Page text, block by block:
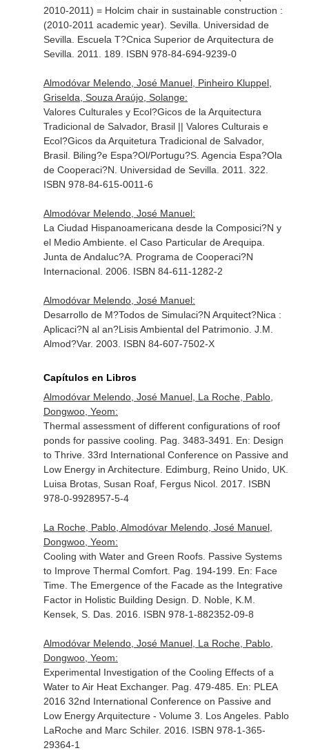
2010-2011) = Holcim chair in sustainable construction :
(2010-2011 academic year). Sevilla. Universidad de
Sevilla. Escuela T?Cnica Superior de Arquitectura de
Sevilla. 2011. 189. ISBN 978-84-694-9239-0
Almodóvar Melendo, José Manuel, Pinheiro Kluppel,
Griselda, Souza Araújo, Solange:
Valores Culturales y Ecol?Gicos de la Arquitectura
Tradicional de Salvador, Brasil || Valores Culturais e
Ecol?Gicos da Arquitetura Tradicional de Salvador,
Brasil. Biling?e Espa?Ol/Portugu?S. Agencia Espa?Ola
de Cooperaci?N. Universidad de Sevilla. 2011. 322.
ISBN 978-84-615-0011-6
Almodóvar Melendo, José Manuel:
La Ciudad Hispanoamericana desde la Composici?N y
el Medio Ambiente. el Caso Particular de Arequipa.
Junta de Andaluc?A. Programa de Cooperaci?N
Internacional. 2006. ISBN 84-611-1282-2
Almodóvar Melendo, José Manuel:
Desarrollo de M?Todos de Simulaci?N Arquitect?Nica :
Aplicaci?N al an?Lisis Ambiental del Patrimonio. J.M.
Almod?Var. 2003. ISBN 84-607-7502-X
Capítulos en Libros
Almodóvar Melendo, José Manuel, La Roche, Pablo,
Dongwoo, Yeom:
Thermal assessment of different configurations of roof
ponds for passive cooling. Pag. 3483-3491. En: Design
to Thrive. 33rd International Conference on Passive and
Low Energy in Architecture. Edimburg, Reino Unido, UK.
Luisa Brotas, Susan Roaf, Fergus Nicol. 2017. ISBN
978-0-9928957-5-4
La Roche, Pablo, Almodóvar Melendo, José Manuel,
Dongwoo, Yeom:
Cooling with Water and Green Roofs. Passive Systems
to Improve Thermal Comfort. Pag. 194-199. En: Face
Time. The Emergence of the Facade as the Integrative
Factor in Holistic Building Design . D. Noble, K.M.
Kensek, S. Das. 2016. ISBN 978-1-882352-09-8
Almodóvar Melendo, José Manuel, La Roche, Pablo,
Dongwoo, Yeom:
Experimental Investigation of the Cooling Effects of a
Water to Air Heat Exchanger. Pag. 479-485. En: PLEA
2016 32nd International Conference on Passive and
Low Energy Arquitecture - Volume 3 . Los Angeles. Pablo
LaRoche and Marc Schiler. 2016. ISBN 978-1-365-
29364-1